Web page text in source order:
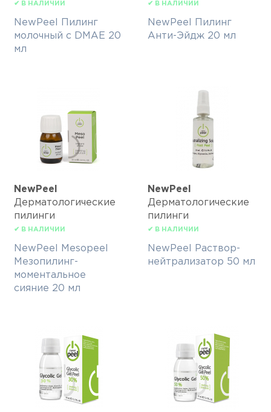
✔ В НАЛИЧИИ
NewPeel Пилинг
молочный с DMAE 20
мл
✔ В НАЛИЧИИ
NewPeel Пилинг
Анти-Эйдж 20 мл
NewPeel
Дерматологические
пилинги
✔ В НАЛИЧИИ
NewPeel Mesopeel
Мезопилинг-
моментальное
сияние 20 мл
NewPeel
Дерматологические
пилинги
✔ В НАЛИЧИИ
NewPeel Раствор-
нейтрализатор 50 мл